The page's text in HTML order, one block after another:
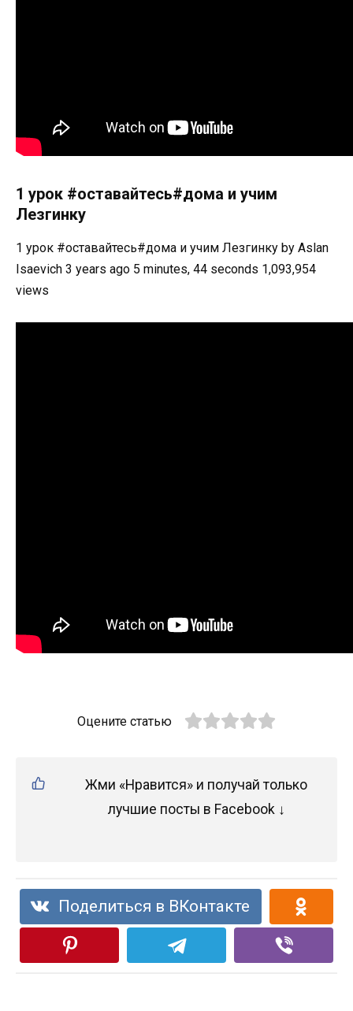
1 урок #оставайтесь#дома и учим
Лезгинку
1 урок #оставайтесь#дома и учим Лезгинку by Aslan
Isaevich 3 years ago 5 minutes, 44 seconds 1,093,954
views
Оцените статью
Жми «Нравится» и получай только
лучшие посты в Facebook ↓
Поделиться в ВКонтакте